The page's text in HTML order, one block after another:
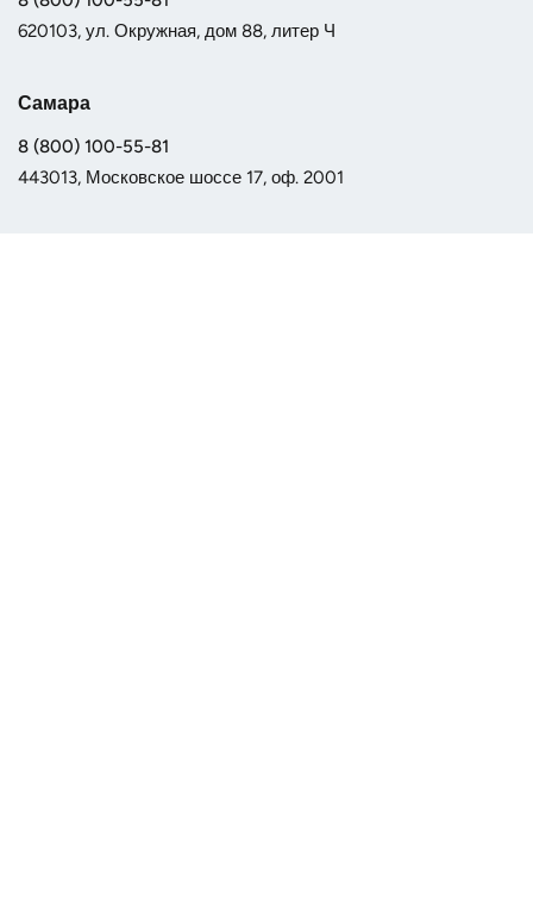
620103, ул. Окружная, дом 88, литер Ч
Самара
8 (800) 100-55-81
443013, Московское шоссе 17, оф. 2001